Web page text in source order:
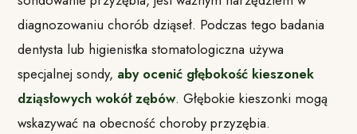
diagnozowaniu chorób dziąseł. Podczas tego badania
dentysta lub higienistka stomatologiczna używa
specjalnej sondy, aby ocenić głębokość kieszonek
dziąsłowych wokół zębów. Głębokie kieszonki mogą
wskazywać na obecność choroby przyzębia.